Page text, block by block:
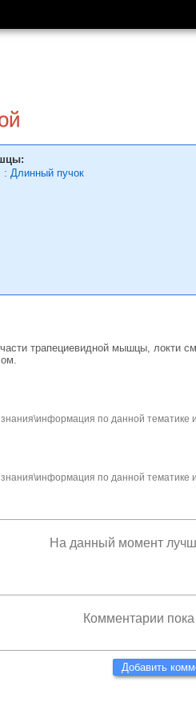
: Длинный пучок
трапеци­евидной мышцы, локти
по данной тематике
по данной тематике
На данный момент
Комментарии пока
Добавить